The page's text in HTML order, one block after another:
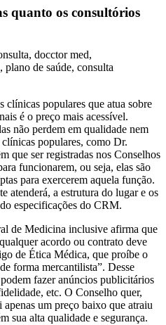
quanto os consultórios
clínicas populares que atua sobre
é o preço mais acessível.
não perdem em qualidade nem
populares, como Dr.
que ser registradas nos Conselhos
funcionarem, ou seja, elas são
para exercerem aquela função.
atenderá, a estrutura do lugar e os
especificações do CRM.
de Medicina inclusive afirma que
acordo ou contrato deve
de Ética Médica, que proíbe o
forma mercantilista”. Desse
fazer anúncios publicitários
etc. O Conselho quer,
um preço baixo que atraiu
sua alta qualidade e segurança.